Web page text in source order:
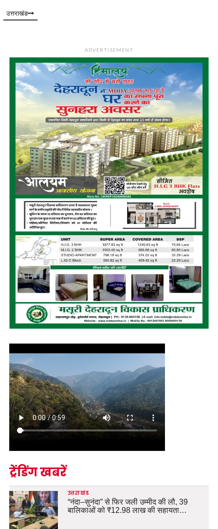
उत्तराखंड
ADVERTISEMENT
ट्रेंडिंग खबरें
उत्तराखंड
“नंदा–सुनंदा” से फिर जली उम्मीद की लौ, 39
बालिकाओं को ₹12.98 लाख की सहायता…